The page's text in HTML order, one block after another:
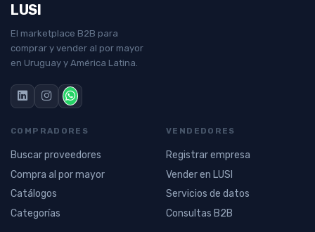
LUSI
El marketplace B2B para
comprar y vender al por mayor
en Uruguay y América Latina.
COMPRADORES
Buscar proveedores
Compra al por mayor
Catálogos
Categorías
VENDEDORES
Registrar empresa
Vender en LUSI
Servicios de datos
Consultas B2B